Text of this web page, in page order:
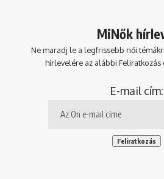
MiNők
Ne maradj le a legfrissebb női
hírlevelére az alábbi
E-mail cím: